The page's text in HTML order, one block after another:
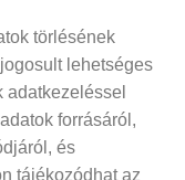
törlésének
lehetséges
forrásáról,
és
tájékozódhat az